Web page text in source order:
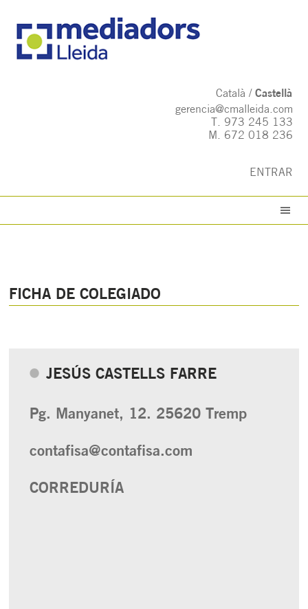
Català
Castellà
gerencia@cmalleida.com
T. 973 245 133
M. 672 018 236
ENTRAR
FICHA DE COLEGIADO
JESÚS CASTELLS FARRE
Pg. Manyanet, 12. 25620 Tremp
contafisa@contafisa.com
CORREDURÍA